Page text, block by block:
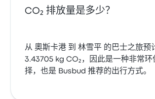
CO₂ 排放量是多少？
从 奧斯卡港 到 林雪平 的巴士之旅预
3.43705 kg CO₂，因此是一种非常环
择，也是 Busbud 推荐的出行方式。